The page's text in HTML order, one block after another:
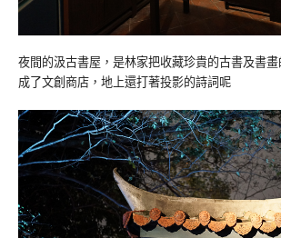
夜間的汲古書屋，是林家把收藏珍貴的古書及書
成了文創商店，地上還打著投影的詩詞呢